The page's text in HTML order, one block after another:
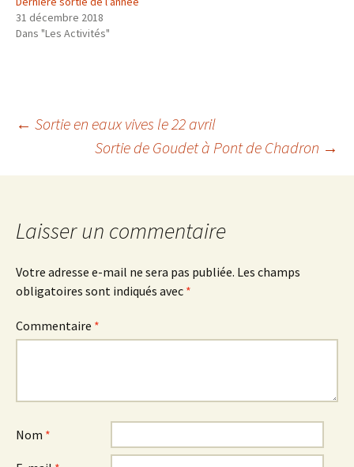
31 décembre 2018
Dans "Les Activités"
Navigation
des
articles
← Sortie en eaux vives le 22 avril
Sortie de Goudet à Pont de Chadron →
Laisser un commentaire
Votre adresse e-mail ne sera pas publiée. Les champs
obligatoires sont indiqués avec *
Commentaire *
Nom *